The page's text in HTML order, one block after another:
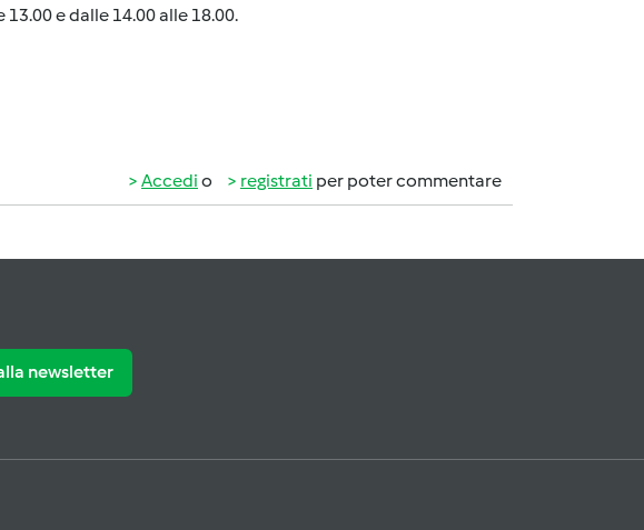
e dalle 14.00 alle 18.00.
Accedi o registrati per poter commentare
newsletter